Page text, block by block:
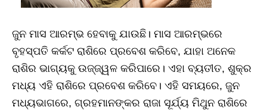
ଜୁନ ମାସ ଆରମ୍ଭ ହେବାକୁ ଯାଉଛି। ମାସ ଆରମ୍ଭରେ
ବୃହସ୍ପତି କର୍କଟ ରାଶିରେ ପ୍ରବେଶ କରିବେ, ଯାହା ଅନେକ
ରାଶିର ଭାଗ୍ୟକୁ ଉଜ୍ଜ୍ୱଳ କରିପାରେ। ଏହା ବ୍ୟତୀତ, ଶୁକ୍ର
ମଧ୍ୟ ଏହି ରାଶିରେ ପ୍ରବେଶ କରିବେ। ଏହି ସମୟରେ, ଜୁନ
ମଧ୍ୟଭାଗରେ, ଗ୍ରହମାନଙ୍କର ରାଜା ସୂର୍ଯ୍ୟ ମିଥୁନ ରାଶିରେ